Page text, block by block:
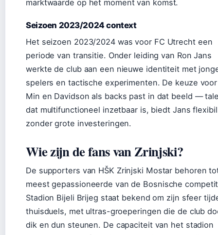
marktwaarde op het moment van komst.
Seizoen 2023/2024 context
Het seizoen 2023/2024 was voor FC Utrecht een
periode van transitie. Onder leiding van Ron Jans
werkte de club aan een nieuwe identiteit met
spelers en tactische experimenten. De keuze voor
Min en Davidson als backs past in dat beeld —
dat multifunctioneel inzetbaar is, biedt Jans
zonder grote investeringen.
Wie zijn de fans van Zrinjski?
De supporters van HŠK Zrinjski Mostar behoren
meest gepassioneerde van de Bosnische
Stadion Bijeli Brijeg staat bekend om zijn sfeer
thuisduels, met ultras-groeperingen die de club
dik en dun steunen. De capaciteit van het stadion